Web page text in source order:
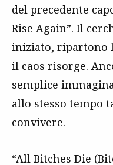
del precedente
Rise Again”. Il
iniziato, ripartono
il caos risorge.
semplice
allo stesso tempo
convivere.
“All Bitches Die